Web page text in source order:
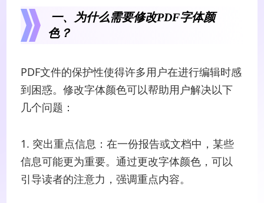
一、为什么需要修改PDF字体颜
色？
PDF文件的保护性使得许多用户在进行编辑时感
到困惑。修改字体颜色可以帮助用户解决以下
几个问题：
1. 突出重点信息：在一份报告或文档中，某些
信息可能更为重要。通过更改字体颜色，可以
引导读者的注意力，强调重点内容。